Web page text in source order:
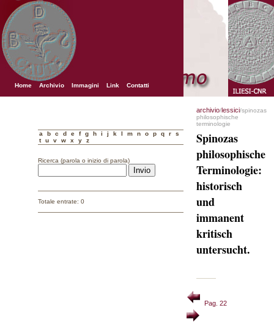
Home Archivio Immagini Link Contatti
a b c d e f g h i j k l m n o p q r
s
t
u v w x y z
Ricerca (parola o inizio di parola)
Totale entrate: 0
archivio/lessici/spinozas
philosophische
terminologie
Spinozas
philosophische
Terminologie:
historisch
und
immanent
kritisch
untersucht.
Pag. 22